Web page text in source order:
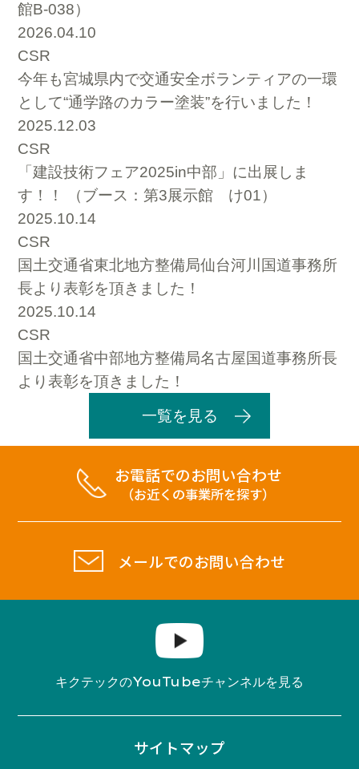
館B-038）
2026.04.10
CSR
今年も宮城県内で交通安全ボランティアの一環
として“通学路のカラー塗装”を行いました！
2025.12.03
CSR
「建設技術フェア2025in中部」に出展しま
す！！ （ブース：第3展示館 け01）
2025.10.14
CSR
国土交通省東北地方整備局仙台河川国道事務所
長より表彰を頂きました！
2025.10.14
CSR
国土交通省中部地方整備局名古屋国道事務所長
より表彰を頂きました！
一覧を見る
お電話でのお問い合わせ
（お近くの事業所を探す）
メールでのお問い合わせ
キクテックのYouTubeチャンネルを見る
サイトマップ